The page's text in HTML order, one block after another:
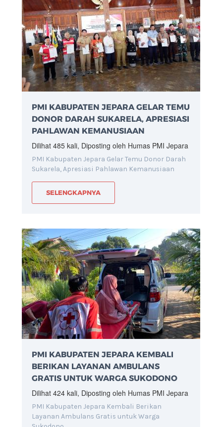
PMI KABUPATEN JEPARA GELAR TEMU
DONOR DARAH SUKARELA, APRESIASI
PAHLAWAN KEMANUSIAAN
Dilihat 485 kali, Diposting oleh Humas PMI Jepara
PMI Kabupaten Jepara Gelar Temu Donor Darah
Sukarela, Apresiasi Pahlawan Kemanusiaan
SELENGKAPNYA
PMI KABUPATEN JEPARA KEMBALI
BERIKAN LAYANAN AMBULANS
GRATIS UNTUK WARGA SUKODONO
Dilihat 424 kali, Diposting oleh Humas PMI Jepara
PMI Kabupaten Jepara Kembali Berikan
Layanan Ambulans Gratis untuk Warga